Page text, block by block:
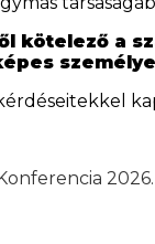
kötelező a
2026.